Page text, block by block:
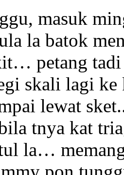
masuk
la batok
petang
skali lagi
lewat
tnya kat
la…